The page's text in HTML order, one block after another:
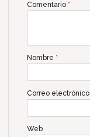
Comentario *
Nombre *
Correo electrónico
Web